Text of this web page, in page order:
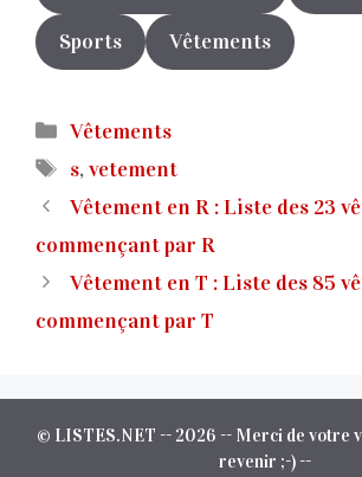
Sports Vêtements
Catégories
Vêtements
Étiquettes
s,vetement
Vêtement en R : Liste des 23
commençant par R
Vêtement en T : Liste des 85
commençant par T
© LISTES.NET -- 2026 -- Merci de votre
revenir ;-) --